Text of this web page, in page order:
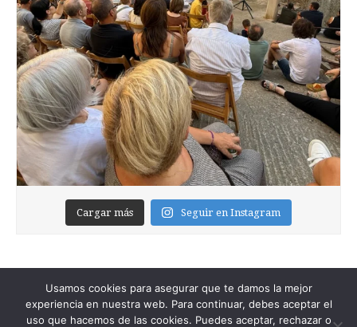
Cargar más Seguir en Instagram
Usamos cookies para asegurar que te damos la mejor
experiencia en nuestra web. Para continuar, debes aceptar el
uso que hacemos de las cookies. Puedes aceptar, rechazar o